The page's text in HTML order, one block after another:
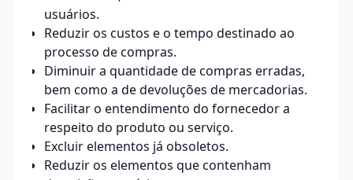
usuários.
Reduzir os custos e o tempo destinado ao
processo de compras.
Diminuir a quantidade de compras erradas,
bem como a de devoluções de mercadorias.
Facilitar o entendimento do fornecedor a
respeito do produto ou serviço.
Excluir elementos já obsoletos.
Reduzir os elementos que contenham